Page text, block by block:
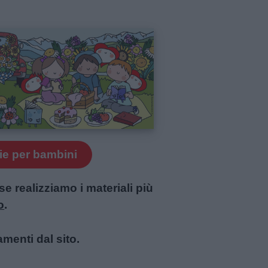
per bambini
realizziamo i materiali più
.
dal sito.